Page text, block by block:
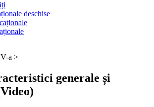
deschise
a >
generale și